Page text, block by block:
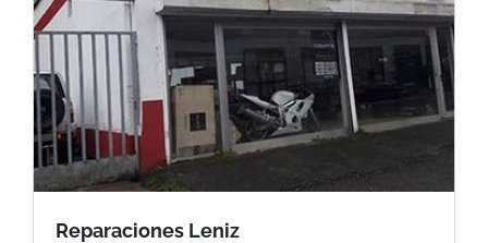
Dashboard
Reparaciones Leniz